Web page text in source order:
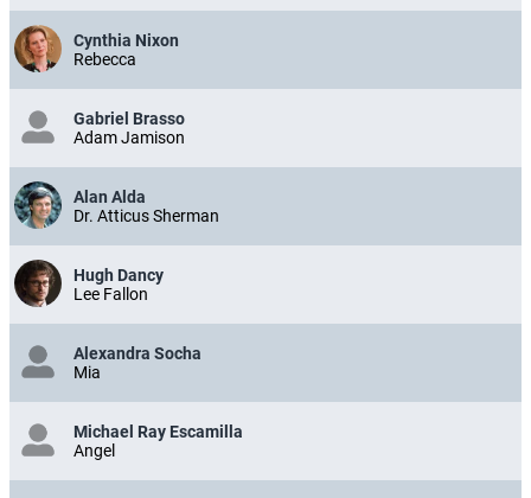
Cynthia Nixon
Rebecca
Gabriel Brasso
Adam Jamison
Alan Alda
Dr. Atticus Sherman
Hugh Dancy
Lee Fallon
Alexandra Socha
Mia
Michael Ray Escamilla
Angel